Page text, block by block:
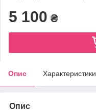
5 100 ₴
Опис Характеристики
Опис